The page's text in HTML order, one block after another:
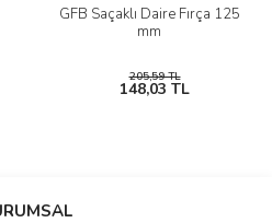
GFB Saçaklı Daire Fırça 125
mm
205,59 TL
148,03 TL